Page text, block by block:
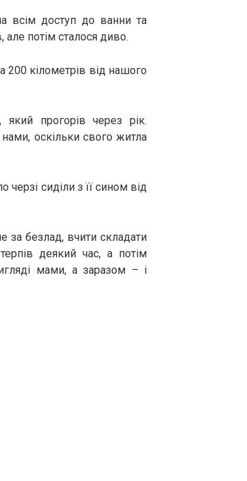
всім доступ до ванни та
але потім сталося диво.
200 кілометрів від нашого
прогорів через рік.
оскільки свого житла
сиділи з її сином від
за безлад, вчити складати
деякий час, а потім
мами, а заразом – і